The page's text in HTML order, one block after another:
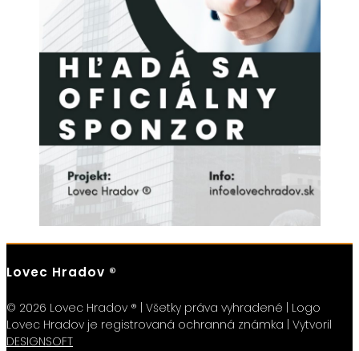
Lovec Hradov ®
© 2026 Lovec Hradov ® | Všetky práva vyhradené | Logo
Lovec Hradov je registrovaná ochranná známka | Vytvoril
DESIGNSOFT